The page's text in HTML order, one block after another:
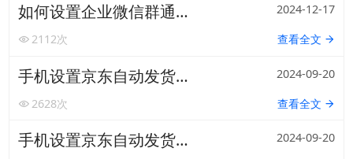
如何设置企业微信群通知
2024-12-17
2112次 查看全文
手机设置京东自动发货有卡券篇
2024-09-20
2628次 查看全文
手机设置京东自动发货无卡券篇
2024-09-20